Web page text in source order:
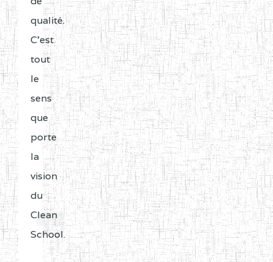
qualité.
C'est
tout
le
sens
que
porte
la
vision
du
Clean
School.